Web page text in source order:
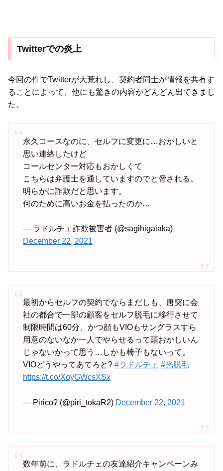
Twitterでの炎上
今回の件でTwitterが大荒れし、契約者同士が情報を共有す
ることによって、他にも驚きの内容がどんどん出てきまし
た。
永久コースなのに、セルフに変更に…おかしいと
思い連絡したけど
コールセンター対応もおかしくて
こちらは弁護士を通していますのでと脅される。
明らかに詐欺だと思います。
何のために高いお金を払ったのか…
— ラドルチェ詐欺被害者 (@sagihigaiaka)
December 22, 2021
最初からセルフの契約でならまだしも、唐突に会
社の都合で一部の顧客をセルフ脱毛に移行させて
制限時間は60分、かつ顔もVIOもサングラスすら
用意のないなか一人でやらせるって頭おかしいん
じゃないかって思う…しかも椅子もないって。
VIOどうやってあてろと? #ラドルチェ #光脱毛
https://t.co/XoyGWcsXSx
— Pirico? (@piri_tokaR2) December 22, 2021
数年前に、ラドルチェの友達紹介キャンペーンみ